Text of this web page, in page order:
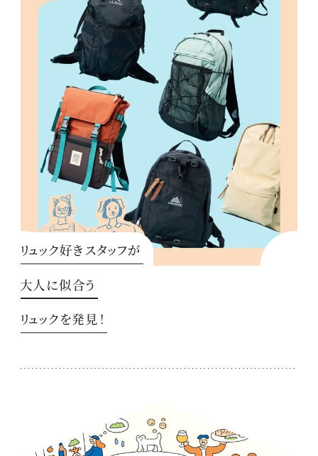
リュック好きスタッフが
大人に似合う
リュックを発見！